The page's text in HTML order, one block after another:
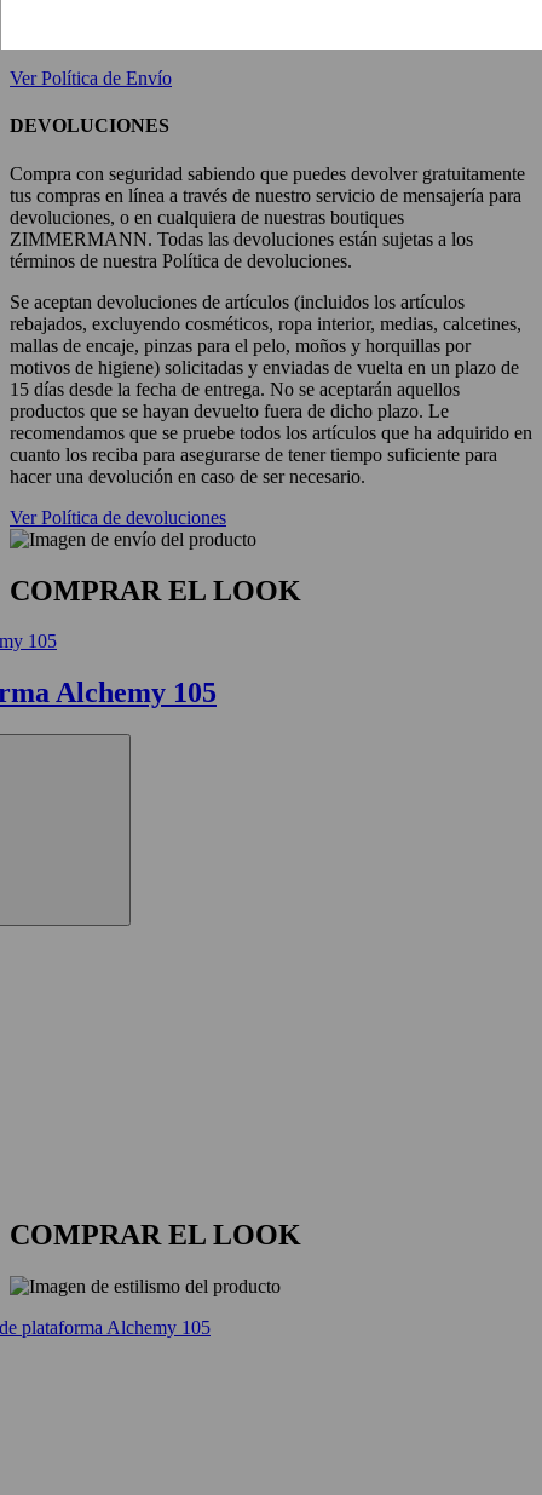
Ver Política de Envío
DEVOLUCIONES
Compra con seguridad sabiendo que puedes devolver gratuitamente
tus compras en línea a través de nuestro servicio de mensajería para
devoluciones, o en cualquiera de nuestras boutiques
ZIMMERMANN. Todas las devoluciones están sujetas a los
términos de nuestra Política de devoluciones.
Se aceptan devoluciones de artículos (incluidos los artículos
rebajados, excluyendo cosméticos, ropa interior, medias, calcetines,
mallas de encaje, pinzas para el pelo, moños y horquillas por
motivos de higiene) solicitadas y enviadas de vuelta en un plazo de
15 días desde la fecha de entrega. No se aceptarán aquellos
productos que se hayan devuelto fuera de dicho plazo. Le
recomendamos que se pruebe todos los artículos que ha adquirido en
cuanto los reciba para asegurarse de tener tiempo suficiente para
hacer una devolución en caso de ser necesario.
Ver Política de devoluciones
COMPRAR EL LOOK
Alchemy 105
COMPRAR EL LOOK